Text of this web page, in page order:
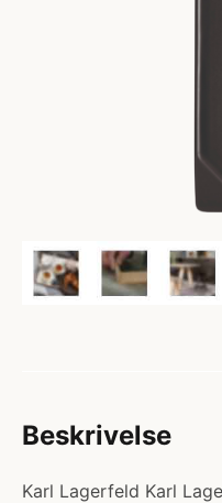
Beskrivelse
Karl Lagerfeld Karl